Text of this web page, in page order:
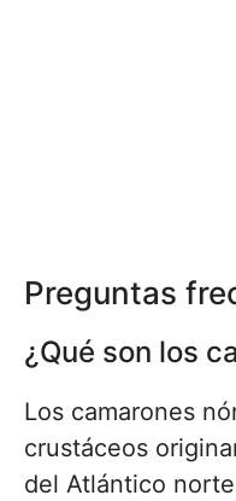
Preguntas
¿Qué son los
Los camarones
crustáceos
del Atlántico